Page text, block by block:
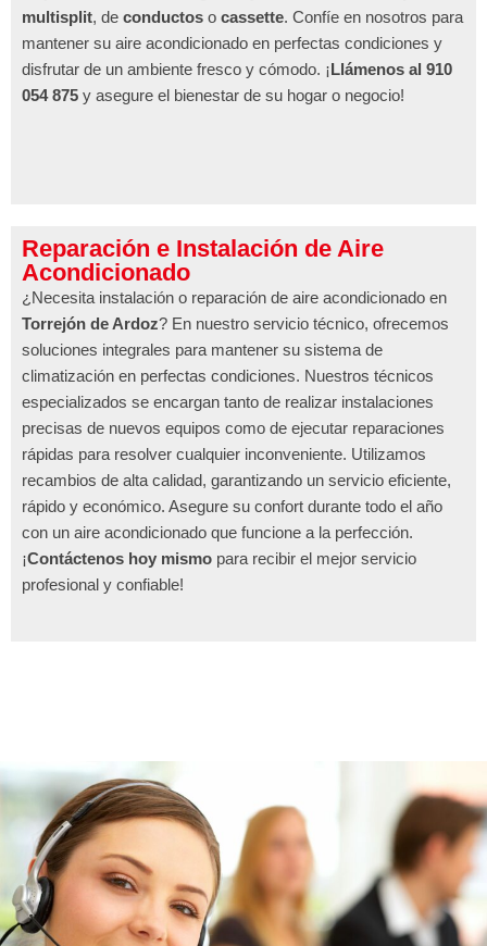
multisplit, de conductos o cassette. Confíe en nosotros para
mantener su aire acondicionado en perfectas condiciones y
disfrutar de un ambiente fresco y cómodo. ¡Llámenos al 910
054 875 y asegure el bienestar de su hogar o negocio!
Reparación e Instalación de Aire
Acondicionado
¿Necesita instalación o reparación de aire acondicionado en
Torrejón de Ardoz? En nuestro servicio técnico, ofrecemos
soluciones integrales para mantener su sistema de
climatización en perfectas condiciones. Nuestros técnicos
especializados se encargan tanto de realizar instalaciones
precisas de nuevos equipos como de ejecutar reparaciones
rápidas para resolver cualquier inconveniente. Utilizamos
recambios de alta calidad, garantizando un servicio eficiente,
rápido y económico. Asegure su confort durante todo el año
con un aire acondicionado que funcione a la perfección.
¡Contáctenos hoy mismo para recibir el mejor servicio
profesional y confiable!